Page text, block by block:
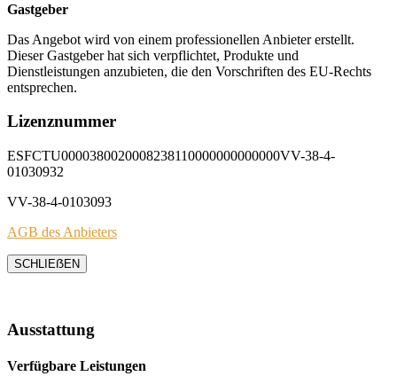
Gastgeber
Das Angebot wird von einem professionellen Anbieter erstellt.
Dieser Gastgeber hat sich verpflichtet, Produkte und
Dienstleistungen anzubieten, die den Vorschriften des EU-Rechts
entsprechen.
Lizenznummer
ESFCTU0000380020008238110000000000000VV-38-4-
01030932
VV-38-4-0103093
AGB des Anbieters
SCHLIEẞEN
Ausstattung
Verfügbare Leistungen